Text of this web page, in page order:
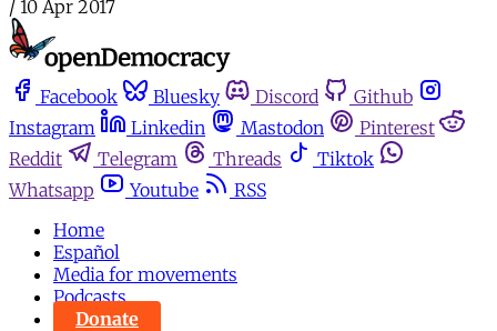
/ 10 Apr 2017
Facebook Bluesky Discord
Github
Instagram
Linkedin Mastodon
Pinterest
Reddit
Telegram Threads
Tiktok
Whatsapp
Youtube
RSS
Home
Español
Media for movements
Podcasts
Donate